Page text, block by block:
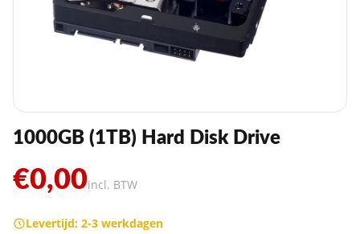
1000GB (1TB) Hard Disk Drive
€0,00incl. BTW
Levertijd: 2-3 werkdagen